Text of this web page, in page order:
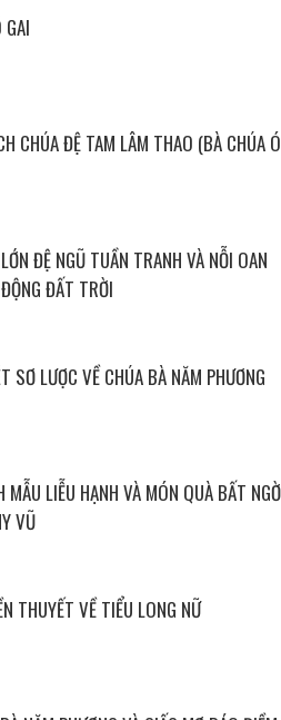
GAI
CHÚA ĐỆ TAM LÂM THAO (BÀ CHÚA
ĐỆ NGŨ TUẦN TRANH VÀ NỖI OAN
ĐẤT TRỜI
SƠ LƯỢC VỀ CHÚA BÀ NĂM PHƯƠNG
MẪU LIỄU HẠNH VÀ MÓN QUÀ BẤT
VŨ
THUYẾT VỀ TIỂU LONG NỮ